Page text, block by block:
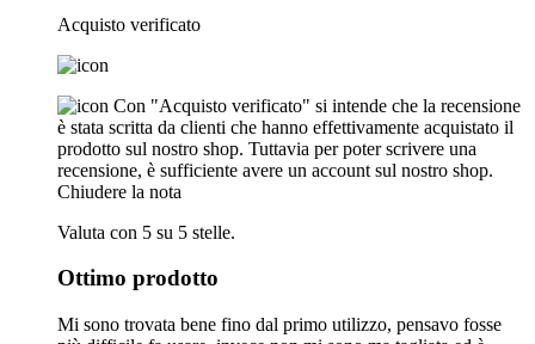
Acquisto verificato
Con "Acquisto verificato" si intende che la recensione
è stata scritta da clienti che hanno effettivamente acquistato il
prodotto sul nostro shop. Tuttavia per poter scrivere una
recensione, è sufficiente avere un account sul nostro shop.
Chiudere la nota
Valuta con 5 su 5 stelle.
Ottimo prodotto
Mi sono trovata bene fino dal primo utilizzo, pensavo fosse